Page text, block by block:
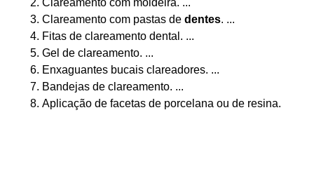
Clareamento com moldeira. ...
Clareamento com pastas de dentes. ...
Fitas de clareamento dental. ...
Gel de clareamento. ...
Enxaguantes bucais clareadores. ...
Bandejas de clareamento. ...
Aplicação de facetas de porcelana ou de resina.